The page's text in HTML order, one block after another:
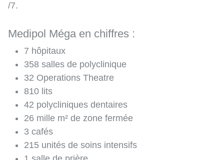
/7.
Medipol Méga en chiffres :
7 hôpitaux
358 salles de polyclinique
32 Operations Theatre
810 lits
42 polycliniques dentaires
26 mille m² de zone fermée
3 cafés
215 unités de soins intensifs